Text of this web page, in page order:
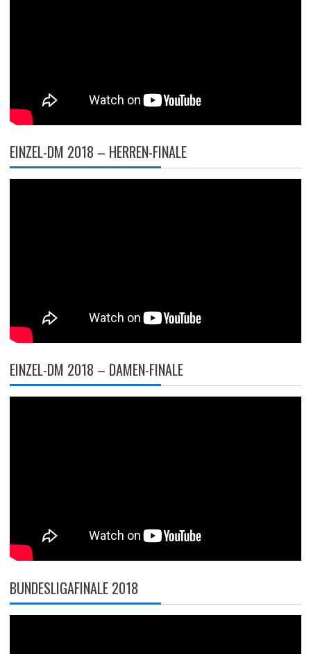
EINZEL-DM 2018 – HERREN-FINALE
EINZEL-DM 2018 – DAMEN-FINALE
BUNDESLIGAFINALE 2018